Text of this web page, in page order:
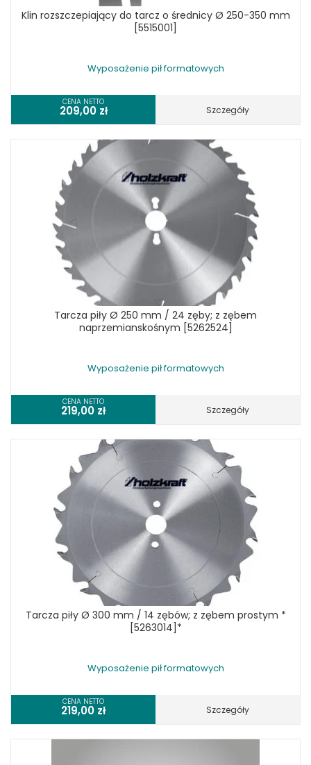
Klin rozszczepiający do tarcz o średnicy Ø 250-350 mm
[5515001]
Wyposażenie pił formatowych
CENA NETTO
209,00 zł Szczegóły
Tarcza piły Ø 250 mm / 24 zęby; z zębem
naprzemianskośnym [5262524]
Wyposażenie pił formatowych
CENA NETTO
219,00 zł Szczegóły
Tarcza piły Ø 300 mm / 14 zębów; z zębem prostym *
[5263014]*
Wyposażenie pił formatowych
CENA NETTO
219,00 zł Szczegóły